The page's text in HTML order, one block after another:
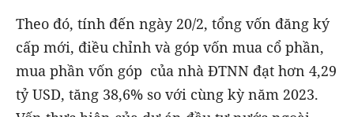
Theo đó, tính đến ngày 20/2, tổng vốn đăng ký
cấp mới, điều chỉnh và góp vốn mua cổ phần,
mua phần vốn góp của nhà ĐTNN đạt hơn 4,29
tỷ USD, tăng 38,6% so với cùng kỳ năm 2023.